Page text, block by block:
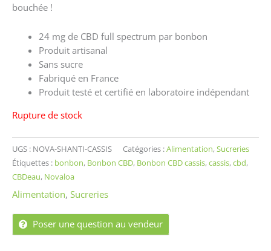
bouchée !
24 mg de CBD full spectrum par bonbon
Produit artisanal
Sans sucre
Fabriqué en France
Produit testé et certifié en laboratoire indépendant
Rupture de stock
UGS : NOVA-SHANTI-CASSIS Catégories :Alimentation,Sucreries
Étiquettes : bonbon, Bonbon CBD, Bonbon CBD cassis,cassis,cbd,
CBDeau, Novaloa
Alimentation, Sucreries
Poser une question au vendeur